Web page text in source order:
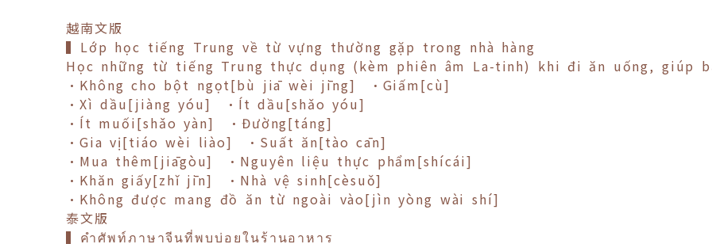
越南文版
▍Lớp học tiếng Trung về từ vựng thường gặp trong nhà hàng
Học những từ tiếng Trung thực dụng (kèm phiên âm La-tinh) khi đi ăn uống, giúp
•Không cho bột ngọt[bù jiā wèi jīng] •Giấm[cù]
•Xì dầu[jiàng yóu] •Ít dầu[shǎo yóu]
•Ít muối[shǎo yàn] •Đường[táng]
•Gia vị[tiáo wèi liào] •Suất ăn[tào cān]
•Mua thêm[jiāgòu] •Nguyên liệu thực phẩm[shícái]
•Khăn giấy[zhǐ jīn] •Nhà vệ sinh[cèsuǒ]
•Không được mang đồ ăn từ ngoài vào[jìn yòng wài shí]
泰文版
▍คำศัพท์ภาษาจีนที่พบบ่อยในร้านอาหาร